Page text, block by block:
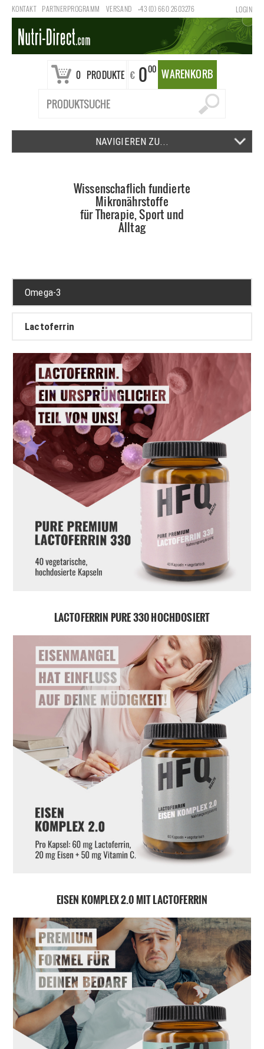
KONTAKT PARTNERPROGRAMM VERSAND +43 (0) 660 2603276 LOGIN
0 PRODUKTE € 000 WARENKORB
NAVIGIEREN ZU...
Wissenschaflich fundierte
Mikronährstoffe
für Therapie, Sport und
Alltag
Omega-3
Lactoferrin
LACTOFERRIN PURE 330 HOCHDOSIERT
EISEN KOMPLEX 2.0 MIT LACTOFERRIN